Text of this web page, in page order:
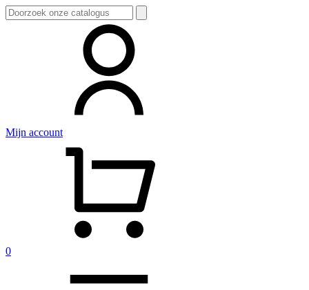
Zoeken
naar:
Mijn account
0